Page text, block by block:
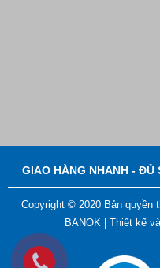
GIAO HÀNG NHANH -
Copyright © 2020 Bản quyền
BANOK | Thiết kế